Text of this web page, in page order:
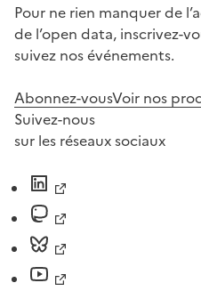
Pour ne rien manquer de
de l’open data, inscrivez-
suivez nos événements.
Abonnez-vousVoir nos
Suivez-nous
sur les réseaux sociaux